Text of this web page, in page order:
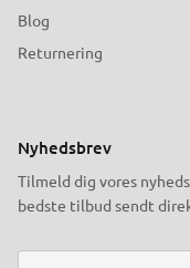
Blog
Returnering
Nyhedsbrev
Tilmeld dig vores
bedste tilbud sendt